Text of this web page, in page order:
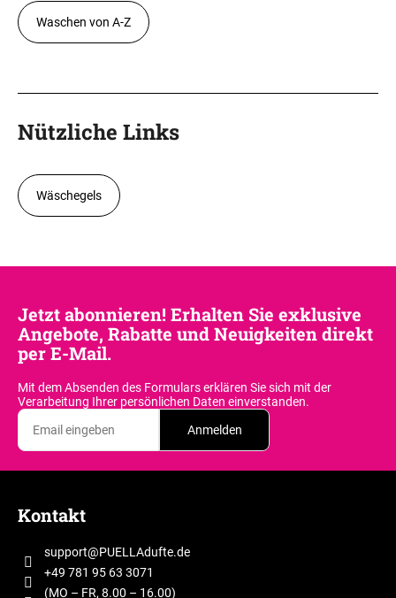
Waschen von A-Z
Nützliche Links
Wäschegels
Jetzt abonnieren! Erhalten Sie exklusive
Angebote, Rabatte und Neuigkeiten direkt
per E-Mail.
Mit dem Absenden des Formulars erklären Sie sich mit der
Verarbeitung Ihrer persönlichen Daten einverstanden.
Anmelden
Kontakt
support@PUELLAdufte.de
+49 781 95 63 3071
(MO – FR, 8.00 – 16.00)